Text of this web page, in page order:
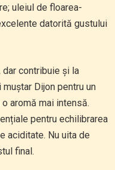
uleiul de floarea-
datorită gustului
contribuie și la
Dijon pentru un
aromă mai intensă.
pentru echilibrarea
aciditate. Nu uita de
final.